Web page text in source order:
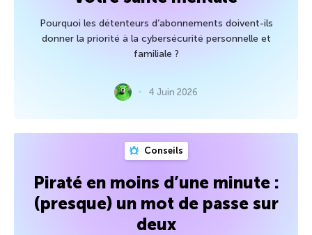
Pourquoi les détenteurs d’abonnements doivent-ils
donner la priorité à la cybersécurité personnelle et
familiale ?
4 Juin 2026
Conseils
Piraté en moins d’une minute :
(presque) un mot de passe sur
deux